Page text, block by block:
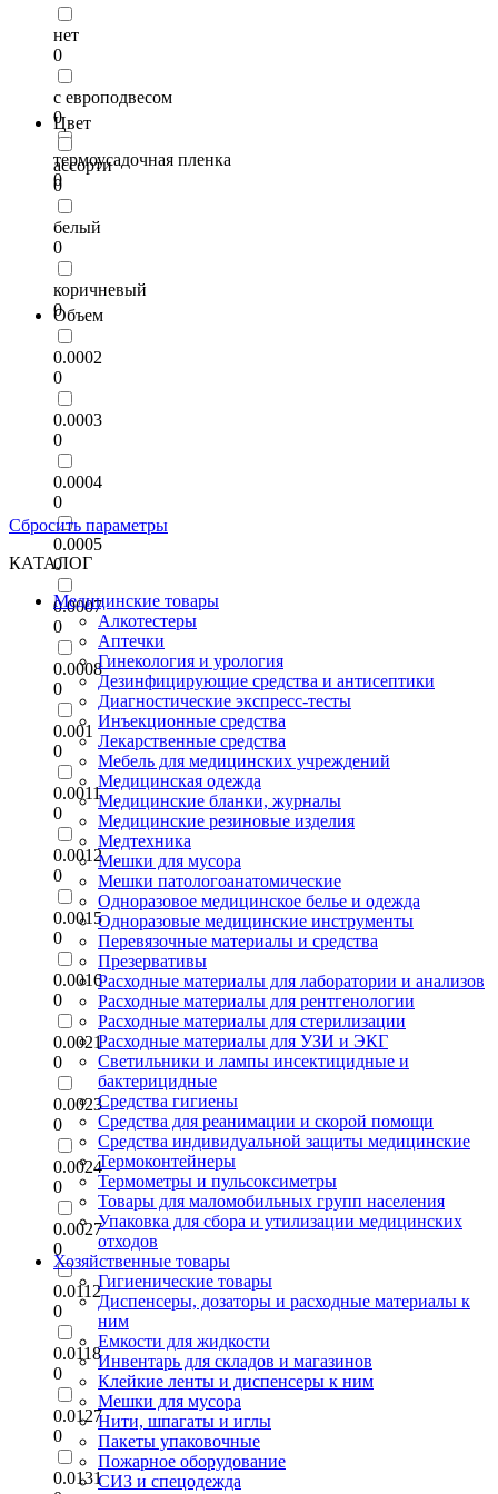
нет
0
с европодвесом
0
термоусадочная пленка
0
Цвет
ассорти
0
белый
0
коричневый
0
Объем
0.0002
0
0.0003
0
0.0004
0
0.0005
0
0.0007
0
0.0008
0
0.001
0
0.0011
0
0.0012
0
0.0015
0
0.0016
0
0.0021
0
0.0023
0
0.0024
0
0.0027
0
0.0112
0
0.0118
0
0.0127
0
0.0131
Сбросить параметры
КАТАЛОГ
Медицинские товары
Алкотестеры
Аптечки
Гинекология и урология
Дезинфицирующие средства и антисептики
Диагностические экспресс-тесты
Инъекционные средства
Лекарственные средства
Мебель для медицинских учреждений
Медицинская одежда
Медицинские бланки, журналы
Медицинские резиновые изделия
Медтехника
Мешки для мусора
Мешки патологоанатомические
Одноразовое медицинское белье и одежда
Одноразовые медицинские инструменты
Перевязочные материалы и средства
Презервативы
Расходные материалы для лаборатории и анализов
Расходные материалы для рентгенологии
Расходные материалы для стерилизации
Расходные материалы для УЗИ и ЭКГ
Светильники и лампы инсектицидные и
бактерицидные
Средства гигиены
Средства для реанимации и скорой помощи
Средства индивидуальной защиты медицинские
Термоконтейнеры
Термометры и пульсоксиметры
Товары для маломобильных групп населения
Упаковка для сбора и утилизации медицинских
отходов
Хозяйственные товары
Гигиенические товары
Диспенсеры, дозаторы и расходные материалы к
ним
Емкости для жидкости
Инвентарь для складов и магазинов
Клейкие ленты и диспенсеры к ним
Мешки для мусора
Нити, шпагаты и иглы
Пакеты упаковочные
Пожарное оборудование
СИЗ и спецодежда